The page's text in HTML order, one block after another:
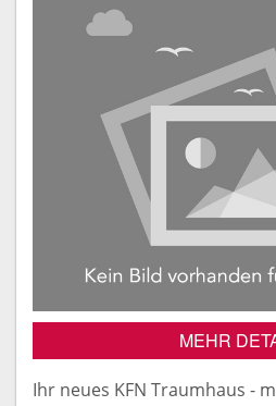
MEHR
Ihr neues KFN Traumhaus -